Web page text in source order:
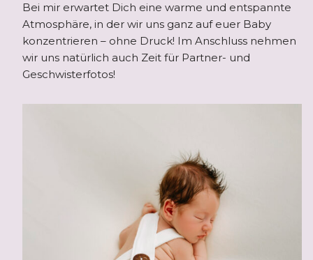
Bei mir erwartet Dich eine warme und entspannte
Atmosphäre, in der wir uns ganz auf euer Baby
konzentrieren – ohne Druck! Im Anschluss nehmen
wir uns natürlich auch Zeit für Partner- und
Geschwisterfotos!